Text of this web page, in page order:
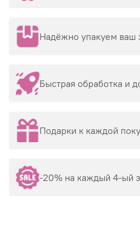
Надёжно упакуем ваш
Быстрая обработка и
Подарки к каждой
-20% на каждый 4-ый